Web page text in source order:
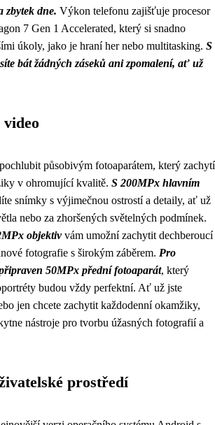
zbytek dne. Výkon telefonu zajišťuje procesor
7 Gen 1 Accelerated, který si snadno
úkoly, jako je hraní her nebo multitasking. S
bát žádných záseků ani zpomalení, ať už
video
působivým fotoaparátem, který zachytí
v ohromující kvalitě. S 200MPx hlavním
snímky s výjimečnou ostrostí a detaily, ať už
nebo za zhoršených světelných podmínek.
objektivvám umožní zachytit dechberoucí
fotografie s širokým záběrem. Pro
50MPx přední fotoaparát, který
budou vždy perfektní. Ať už jste
jen chcete zachytit každodenní okamžiky,
nástroje pro tvorbu úžasných fotografií a
prostředí